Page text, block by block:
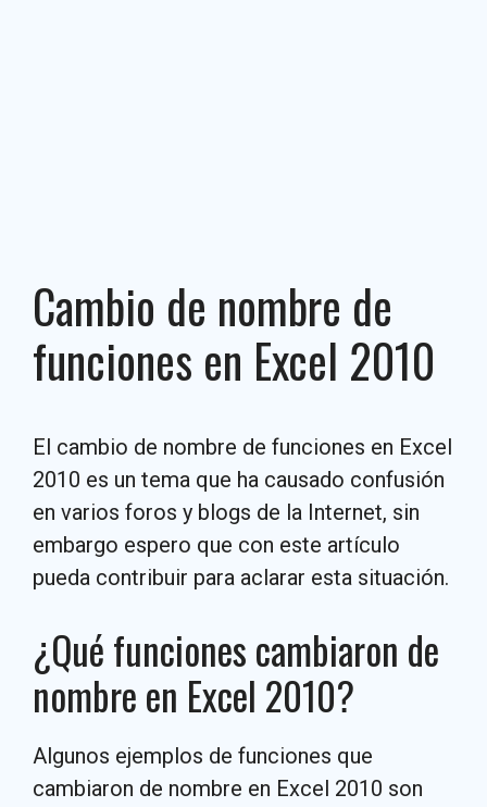
Cambio de nombre de
funciones en Excel 2010
El cambio de nombre de funciones en Excel
2010 es un tema que ha causado confusión
en varios foros y blogs de la Internet, sin
embargo espero que con este artículo
pueda contribuir para aclarar esta situación.
¿Qué funciones cambiaron de
nombre en Excel 2010?
Algunos ejemplos de funciones que
cambiaron de nombre en Excel 2010 son